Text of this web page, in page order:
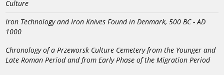
Culture
Iron Technology and Iron Knives Found in Denmark, 500 BC - AD
1000
Chronology of a Przeworsk Culture Cemetery from the Younger and
Late Roman Period and from Early Phase of the Migration Period